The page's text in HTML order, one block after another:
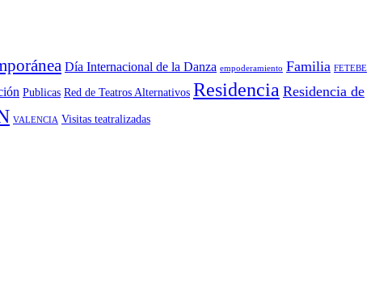
Día Internacional de la Danza empoderamiento Familia FETEBE
Publicas Red de Teatros Alternativos Residencia Residencia de
VALENCIA Visitas teatralizadas